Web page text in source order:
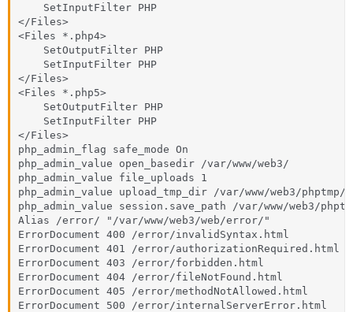
    SetInputFilter PHP
</Files>
<Files *.php4>
    SetOutputFilter PHP
    SetInputFilter PHP
</Files>
<Files *.php5>
    SetOutputFilter PHP
    SetInputFilter PHP
</Files>
php_admin_flag safe_mode On
php_admin_value open_basedir /var/www/web3/
php_admin_value file_uploads 1
php_admin_value upload_tmp_dir /var/www/web3/phptmp/
php_admin_value session.save_path /var/www/web3/
Alias /error/ "/var/www/web3/web/error/"
ErrorDocument 400 /error/invalidSyntax.html
ErrorDocument 401 /error/authorizationRequired.html
ErrorDocument 403 /error/forbidden.html
ErrorDocument 404 /error/fileNotFound.html
ErrorDocument 405 /error/methodNotAllowed.html
ErrorDocument 500 /error/internalServerError.html